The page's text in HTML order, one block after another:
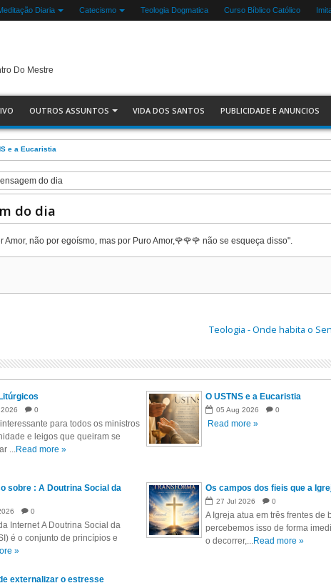
Diaria Catecismo Teologia Dogmatica Curso Bíblico Católico
Do Mestre
OUTROS ASSUNTOS VIDA DOS SANTOS PUBLICIDADE E ANUNCIOS
e a Eucaristia
do dia
do dia
Amor, não por egoísmo, mas por Puro Amor,🌹🌹🌹 não se esqueça disso".
Teologia - Onde habita o
2026 0
para todos os ministros
e leigos que queiram se
...Read more »
O USTNS e a Eucaristia
05 Aug 2026 0
Read more »
sobre : A Doutrina Social da
0
Internet A Doutrina Social da
é o conjunto de princípios e
»
Os campos dos fieis que a
27 Jul 2026 0
A Igreja atua em três frentes de
percebemos isso de forma
o decorrer,...Read more »
externalizar o estresse